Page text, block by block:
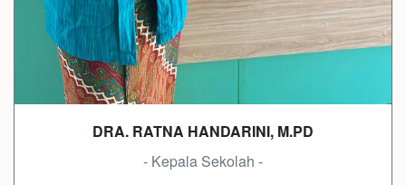
DRA. RATNA HANDARINI, M.PD
- Kepala Sekolah -